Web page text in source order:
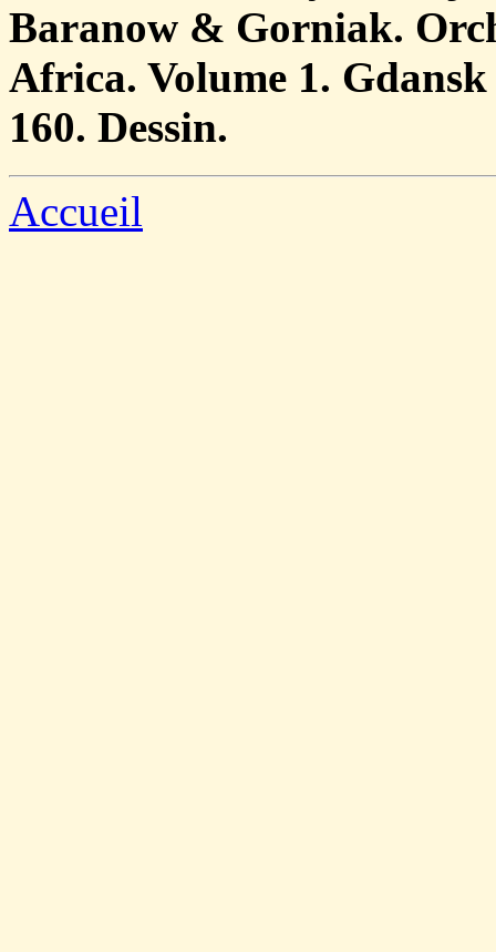
Baranow & Gorniak.
Africa. Volume 1.
160. Dessin.
Accueil